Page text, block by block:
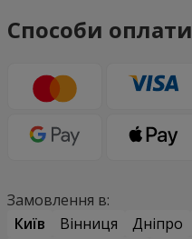
Способи оплати
Замовлення в:
Київ
Вінниця Дніпро